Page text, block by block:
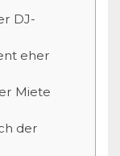
DJ-
eher
Miete
der